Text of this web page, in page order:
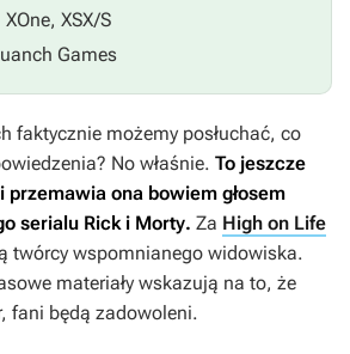
XOne, XSX/S
Games
faktycznie możemy posłuchać, co
No właśnie. To jeszcze
przemawia ona bowiem głosem
serialu Rick i Morty. Za High on Life
twórcy wspomnianego widowiska.
materiały wskazują na to, że
fani będą zadowoleni.